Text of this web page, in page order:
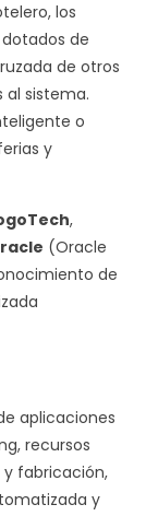
los
de
de otros
al sistema.
o
y
,
(Oracle
de
aplicaciones
recursos
fabricación,
y